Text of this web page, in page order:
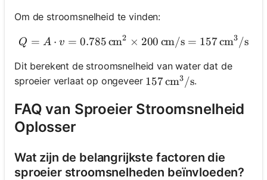
Om de stroomsnelheid te vinden:
Q = A \cdot v = 0.785 \,
Q = A ⋅ v = 0.785cm2 × 200 cm/s = 157cm3 /s
Dit berekent de stroomsnelheid van water dat de
sproeier verlaat op ongeveer 157 \, \text{cm}^3/
157cm3 /s.
FAQ van Sproeier Stroomsnelheid
Oplosser
Wat zijn de belangrijkste factoren die
sproeier stroomsnelheden beïnvloeden?